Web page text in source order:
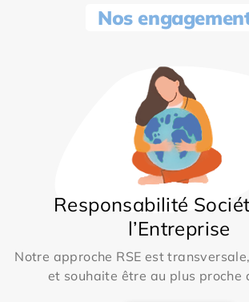
Nos
Responsabilité
l’Entreprise
Notre approche RSE est
et souhaite être au plus proche